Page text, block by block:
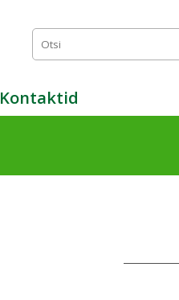
Kontaktid